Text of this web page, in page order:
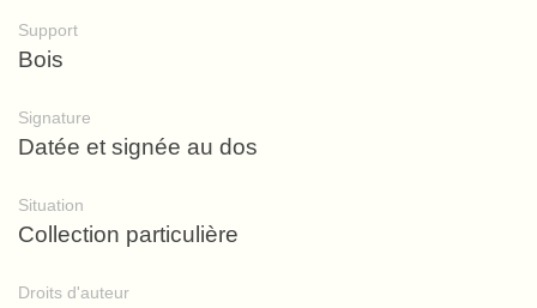
Support
Bois
Signature
Datée et signée au dos
Situation
Collection particulière
Droits d'auteur